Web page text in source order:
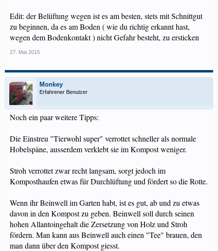
Edit: der Belüftung wegen ist es am besten, stets mit Schnittgut
zu beginnen, da es am Boden ( wie du richtig erkannt hast,
wegen dem Bodenkontakt ) nicht Gefahr besteht, zu ersticken
27. Mai 2015
Monkey
Erfahrener Benutzer
Noch ein paar weitere Tipps:
Die Einstreu "Tierwohl super" verrottet schneller als normale
Hobelspäne, ausserdem verklebt sie im Kompost weniger.
Stroh verrottet zwar recht langsam, sorgt jedoch im
Komposthaufen etwas für Durchlüftung und fördert so die Rotte.
Wenn ihr Beinwell im Garten habt, ist es gut, ab und zu etwas
davon in den Kompost zu geben. Beinwell soll durch seinen
hohen Allantoingehalt die Zersetzung von Holz und Stroh
fördern. Man kann aus Beinwell auch einen "Tee" brauen, den
man dann über den Kompost giesst.